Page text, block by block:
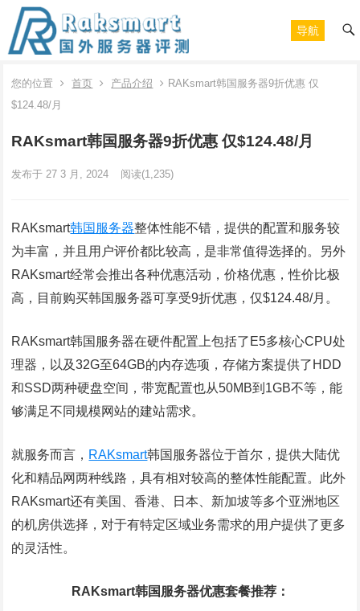
导航
您的位置 首页 产品介绍
RAKsmart韩国服务器9折优惠 仅
$124.48/月
RAKsmart韩国服务器9折优惠 仅$124.48/月
发布于 27 3 月, 2024 阅读(1,235)
RAKsmart韩国服务器整体性能不错，提供的配置和服务较
为丰富，并且用户评价都比较高，是非常值得选择的。另外
RAKsmart经常会推出各种优惠活动，价格优惠，性价比极
高，目前购买韩国服务器可享受9折优惠，仅$124.48/月。
RAKsmart韩国服务器在硬件配置上包括了E5多核心CPU处
理器，以及32G至64GB的内存选项，存储方案提供了HDD
和SSD两种硬盘空间，带宽配置也从50MB到1GB不等，能
够满足不同规模网站的建站需求。
就服务而言， RAKsmart韩国服务器位于首尔，提供大陆优
化和精品网两种线路，具有相对较高的整体性能配置。此外
RAKsmart还有美国、香港、日本、新加坡等多个亚洲地区
的机房供选择，对于有特定区域业务需求的用户提供了更多
的灵活性。
RAKsmart韩国服务器优惠套餐推荐：